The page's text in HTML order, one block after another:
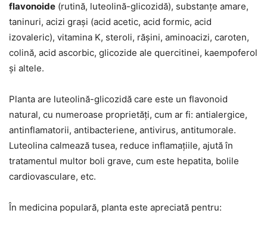
flavonoide (rutină, luteolină-glicozidă), substanțe amare,
taninuri, acizi grași (acid acetic, acid formic, acid
izovaleric), vitamina K, steroli, rășini, aminoacizi, caroten,
colină, acid ascorbic, glicozide ale quercitinei, kaempoferol
și altele.
Planta are luteolină-glicozidă care este un flavonoid
natural, cu numeroase proprietăți, cum ar fi: antialergice,
antinflamatorii, antibacteriene, antivirus, antitumorale.
Luteolina calmează tusea, reduce inflamațiile, ajută în
tratamentul multor boli grave, cum este hepatita, bolile
cardiovasculare, etc.
În medicina populară, planta este apreciată pentru: